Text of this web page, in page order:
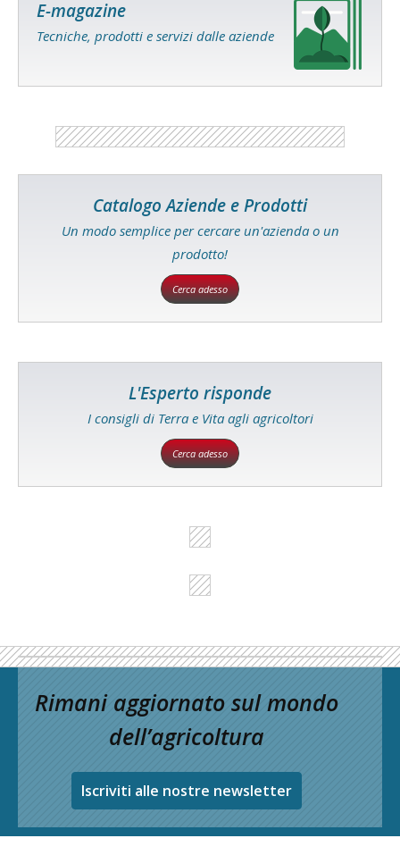
E-magazine
Tecniche, prodotti e servizi dalle aziende
Catalogo Aziende e Prodotti
Un modo semplice per cercare un'azienda o un
prodotto!
Cerca adesso
L'Esperto risponde
I consigli di Terra e Vita agli agricoltori
Cerca adesso
Rimani aggiornato sul mondo
dell’agricoltura
Iscriviti alle nostre newsletter